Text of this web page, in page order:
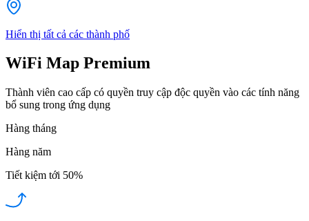
Hiển thị tất cả các thành phố
WiFi Map Premium
Thành viên cao cấp có quyền truy cập độc quyền vào các tính năng
bổ sung trong ứng dụng
Hàng tháng
Hàng năm
Tiết kiệm tới 50%